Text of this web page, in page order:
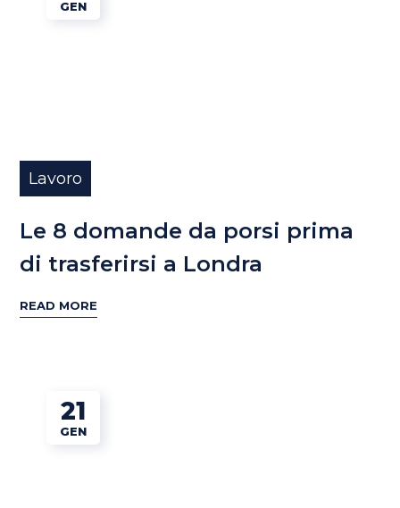
GEN
Lavoro
Le 8 domande da porsi prima
di trasferirsi a Londra
READ MORE
21
GEN